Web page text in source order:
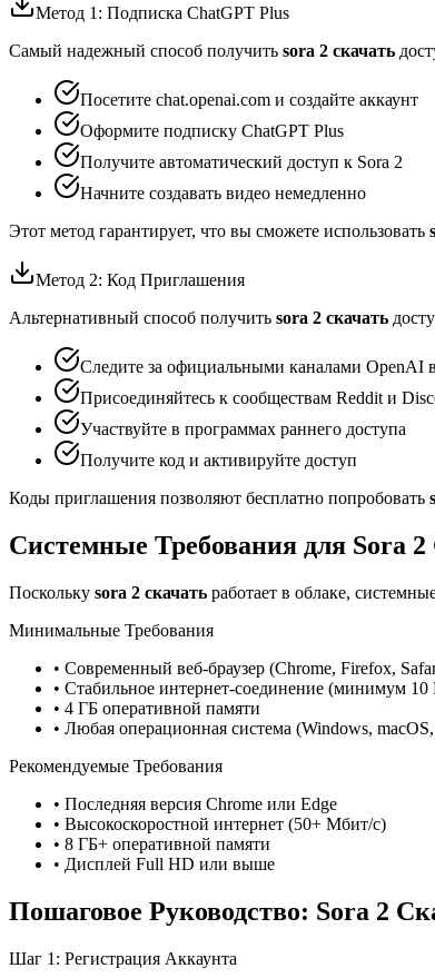
Метод 1: Подписка ChatGPT Plus
Самый надежный способ получить sora 2 скачать
Посетите chat.openai.com и создайте аккаунт
Оформите подписку ChatGPT Plus
Получите автоматический доступ к Sora 2
Начните создавать видео немедленно
Этот метод гарантирует, что вы сможете использовать
Метод 2: Код Приглашения
Альтернативный способ получить sora 2 скачать
Следите за официальными каналами OpenAI
Присоединяйтесь к сообществам Reddit и
Участвуйте в программах раннего доступа
Получите код и активируйте доступ
Коды приглашения позволяют бесплатно попробовать
Системные Требования для Sora 2
Поскольку sora 2 скачать работает в облаке,
Минимальные Требования
• Современный веб-браузер (Chrome, Firefox,
• Стабильное интернет-соединение (минимум
• 4 ГБ оперативной памяти
• Любая операционная система (Windows,
Рекомендуемые Требования
• Последняя версия Chrome или Edge
• Высокоскоростной интернет (50+ Мбит/с)
• 8 ГБ+ оперативной памяти
• Дисплей Full HD или выше
Пошаговое Руководство: Sora 2
Шаг 1: Регистрация Аккаунта